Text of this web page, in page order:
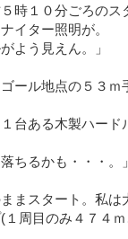
時１０分ごろのス
イター照明が。
う見えん。」
ール地点の５３ｍ
台ある木製ハード
ちるかも・・・。
まスタート。私は
周目のみ４７４